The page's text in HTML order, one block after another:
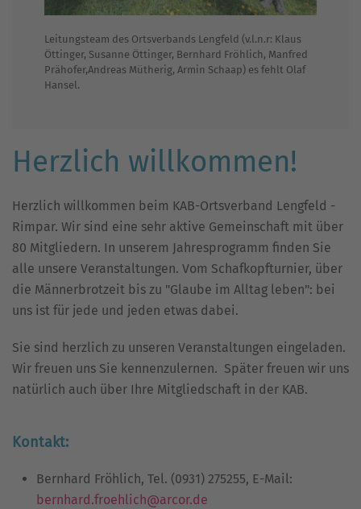
Leitungsteam des Ortsverbands Lengfeld (v.l.n.r: Klaus
Öttinger, Susanne Öttinger, Bernhard Fröhlich, Manfred
Prähofer,Andreas Mütherig, Armin Schaap) es fehlt Olaf
Hansel.
Herzlich willkommen!
Herzlich willkommen beim KAB-Ortsverband Lengfeld -
Rimpar. Wir sind eine sehr aktive Gemeinschaft mit über
80 Mitgliedern. In unserem Jahresprogramm finden Sie
alle unsere Veranstaltungen. Vom Schafkopfturnier, über
die Männerbrotzeit bis zu "Glaube im Alltag leben": bei
uns ist für jede und jeden etwas dabei.
Sie sind herzlich zu unseren Veranstaltungen eingeladen.
Wir freuen uns Sie kennenzulernen. Später freuen wir uns
natürlich auch über Ihre Mitgliedschaft in der KAB.
Kontakt:
Bernhard Fröhlich, Tel. (0931) 275255, E-Mail:
bernhard.froehlich@arcor.de